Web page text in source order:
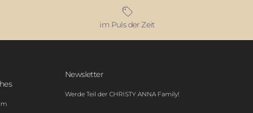
im Puls der Zeit
Newsletter
Werde Teil der CHRISTY ANNA Family!